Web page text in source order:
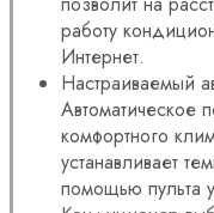
работу
Интернет.
Настраиваемый
Автоматическое
комфортного
устанавливает
помощью пульта